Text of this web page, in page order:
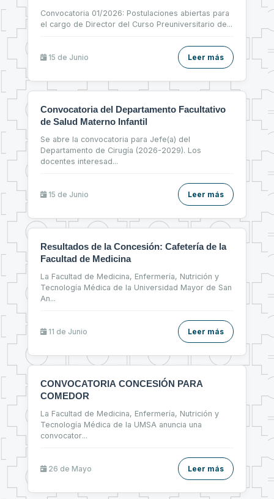
Convocatoria 01/2026: Postulaciones abiertas para
el cargo de Director del Curso Preuniversitario de...
15 de Junio Leer más
Convocatoria del Departamento Facultativo
de Salud Materno Infantil
Se abre la convocatoria para Jefe(a) del
Departamento de Cirugía (2026-2029). Los
docentes interesad...
15 de Junio Leer más
Resultados de la Concesión: Cafetería de la
Facultad de Medicina
La Facultad de Medicina, Enfermería, Nutrición y
Tecnología Médica de la Universidad Mayor de San
An...
11 de Junio Leer más
CONVOCATORIA CONCESIÓN PARA
COMEDOR
La Facultad de Medicina, Enfermería, Nutrición y
Tecnología Médica de la UMSA anuncia una
convocator...
26 de Mayo Leer más